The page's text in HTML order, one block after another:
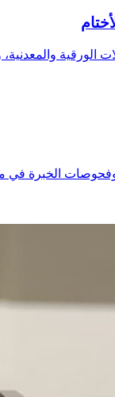
الورقية والمعدنية،
وفحوصات الخبرة في